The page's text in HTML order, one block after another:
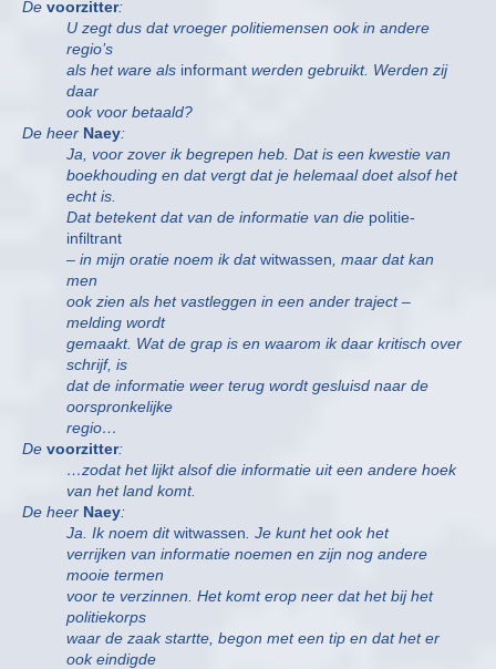
De voorzitter:
U zegt dus dat vroeger politiemensen ook in andere
regio’s
als het ware als informant werden gebruikt. Werden zij
daar
ook voor betaald?
De heer Naey:
Ja, voor zover ik begrepen heb. Dat is een kwestie van
boekhouding en dat vergt dat je helemaal doet alsof het
echt is.
Dat betekent dat van de informatie van die politie-
infiltrant
– in mijn oratie noem ik datwitwassen , maar dat kan
men
ook zien als het vastleggen in een ander traject –
melding wordt
gemaakt. Wat de grap is en waarom ik daar kritisch over
schrijf, is
dat de informatie weer terug wordt gesluisd naar de
oorspronkelijke
regio…
De voorzitter:
…zodat het lijkt alsof die informatie uit een andere hoek
van het land komt.
De heer Naey:
Ja. Ik noem ditwitwassen . Je kunt het ook het
verrijken van informatie noemen en zijn nog andere
mooie termen
voor te verzinnen. Het komt erop neer dat het bij het
politiekorps
waar de zaak startte, begon met een tip en dat het er
ook eindigde